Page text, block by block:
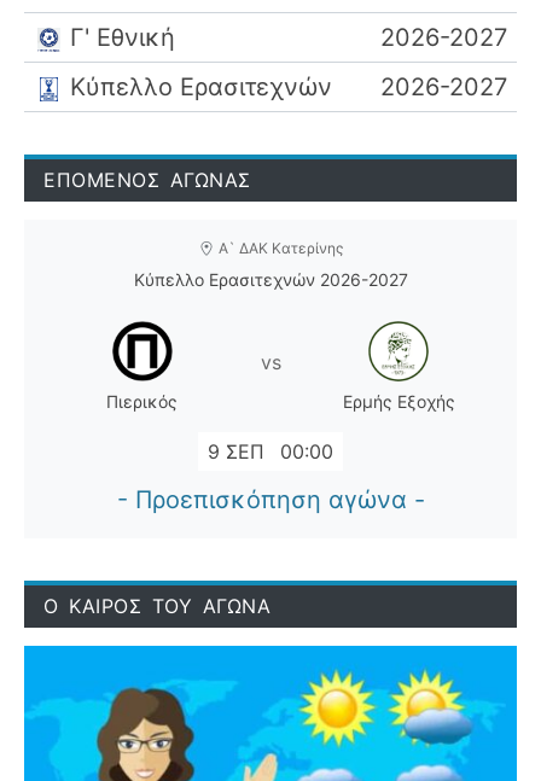
Γ' Εθνική
2026-2027
Κύπελλο Ερασιτεχνών
2026-2027
ΕΠΟΜΕΝΟΣ ΑΓΩΝΑΣ
Α` ΔΑΚ Κατερίνης
Κύπελλο Ερασιτεχνών 2026-2027
Πιερικός
vs
Ερμής Εξοχής
9 ΣΕΠ 00:00
- Προεπισκόπηση αγώνα -
Ο ΚΑΙΡΟΣ ΤΟΥ ΑΓΩΝΑ